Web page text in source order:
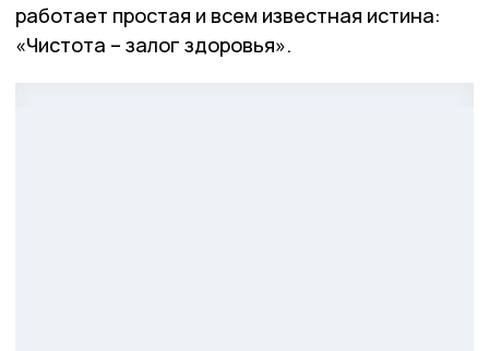
работает простая и всем известная истина:
«Чистота – залог здоровья».